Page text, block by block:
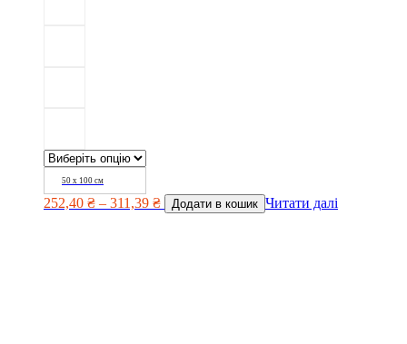
50 х 100 см
252,40 ₴ – 311,39 ₴ Додати в кошик Читати далі